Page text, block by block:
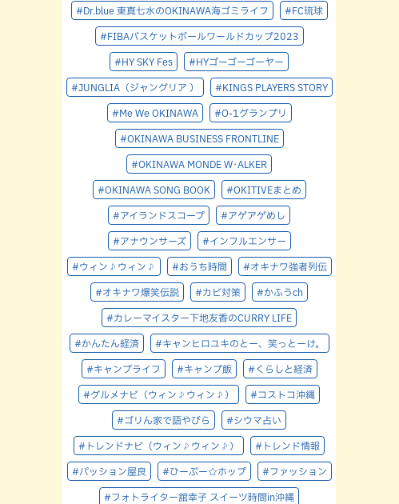
#Dr.blue 東真七水のOKINAWA海ゴミライフ #FC琉球
#FIBAバスケットボールワールドカップ2023
#HY SKY Fes #HYゴーゴーゴーヤー
#JUNGLIA（ジャングリア ） #KINGS PLAYERS STORY
#Me We OKINAWA #O-1グランプリ
#OKINAWA BUSINESS FRONTLINE
#OKINAWA MONDE W･ALKER
#OKINAWA SONG BOOK #OKITIVEまとめ
#アイランドスコープ #アゲアゲめし
#アナウンサーズ #インフルエンサー
#ウィン♪ウィン♪ #おうち時間 #オキナワ強者列伝
#オキナワ爆笑伝説 #カビ対策 #かふうch
#カレーマイスター下地友香のCURRY LIFE
#かんたん経済 #キャンヒロユキのとー、笑っとーけ。
#キャンプライフ #キャンプ飯 #くらしと経済
#グルメナビ（ウィン♪ウィン♪） #コストコ沖縄
#ゴリん家で語やびら #シウマ占い
#トレンドナビ（ウィン♪ウィン♪） #トレンド情報
#パッション屋良 #ひーぷー☆ホップ #ファッション
#フォトライター舘幸子 スイーツ時間in沖縄